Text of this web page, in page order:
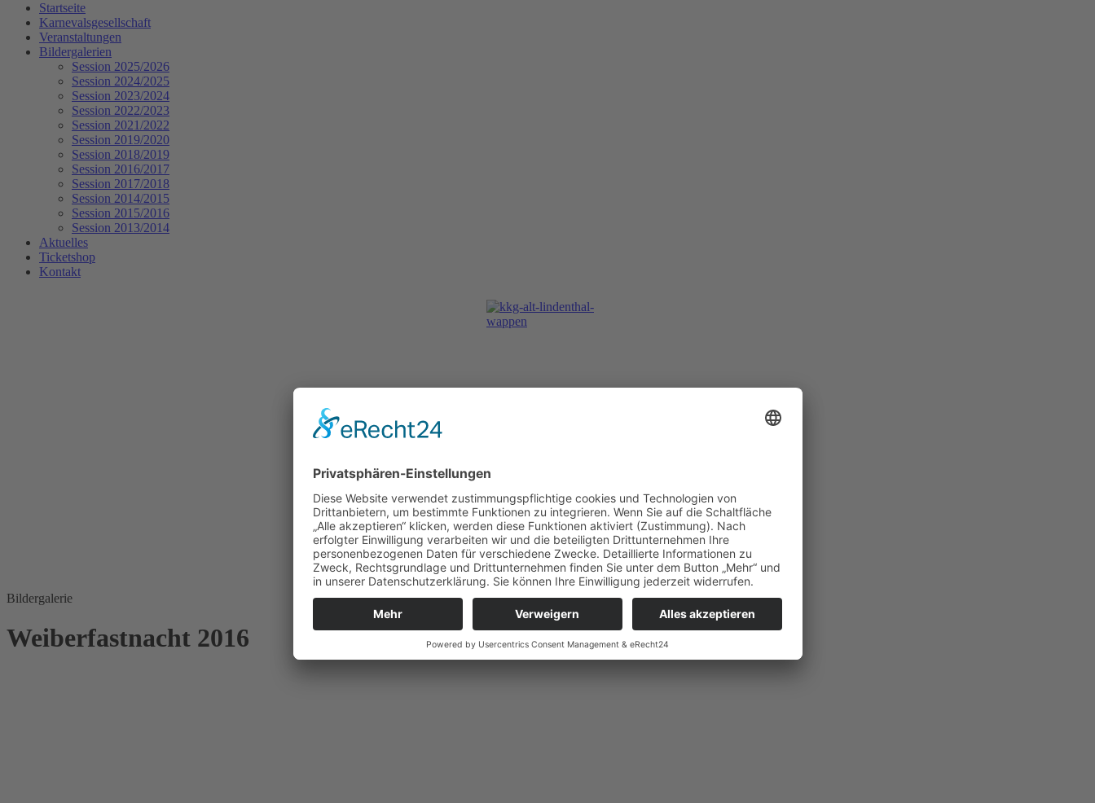
Startseite
Karnevalsgesellschaft
Veranstaltungen
Bildergalerien
Session 2025/2026
Session 2024/2025
Session 2023/2024
Session 2022/2023
Session 2021/2022
Session 2019/2020
Session 2018/2019
Session 2016/2017
Session 2017/2018
Session 2014/2015
Session 2015/2016
Session 2013/2014
Aktuelles
Ticketshop
Kontakt
Bildergalerie
Weiberfastnacht 2016